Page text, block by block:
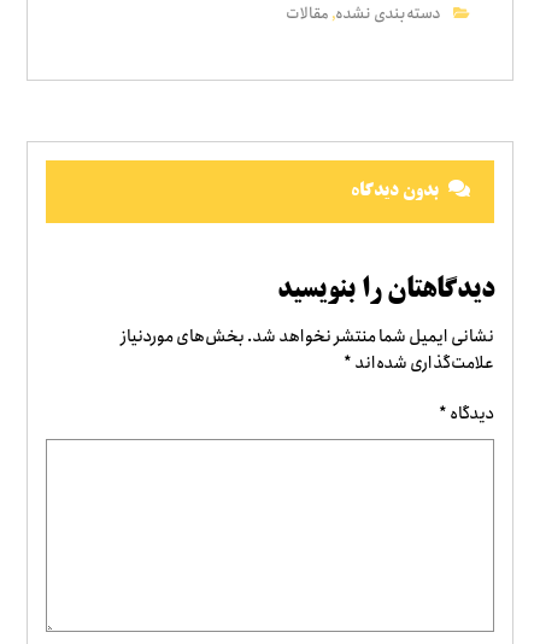
دسته‌بندی نشده,مقالات
بدون دیدگاه
دیدگاهتان را بنویسید
نشانی ایمیل شما منتشر نخواهد شد.بخش‌های موردنیاز
علامت‌گذاری شده‌اند*
دیدگاه*